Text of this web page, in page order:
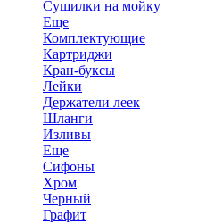
Сушилки на мойку
Еще
Комплектующие
Картриджи
Кран-буксы
Лейки
Держатели леек
Шланги
Изливы
Еще
Сифоны
Хром
Черный
Графит